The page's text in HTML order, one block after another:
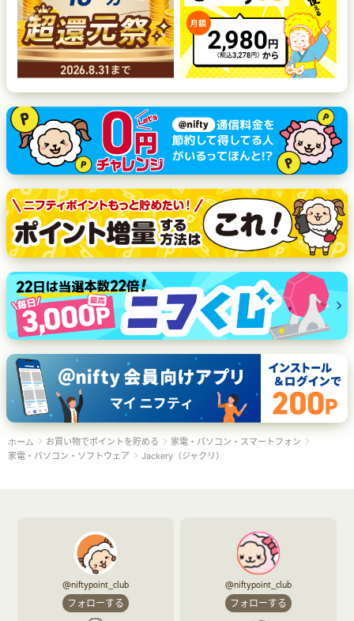
ホーム お買い物でポイントを貯める
家電・パソコン・スマートフォン
家電・パソコン・ソフトウェア
Jackery（ジャクリ）
@niftypoint_club
フォローする
@niftypoint_club
フォローする